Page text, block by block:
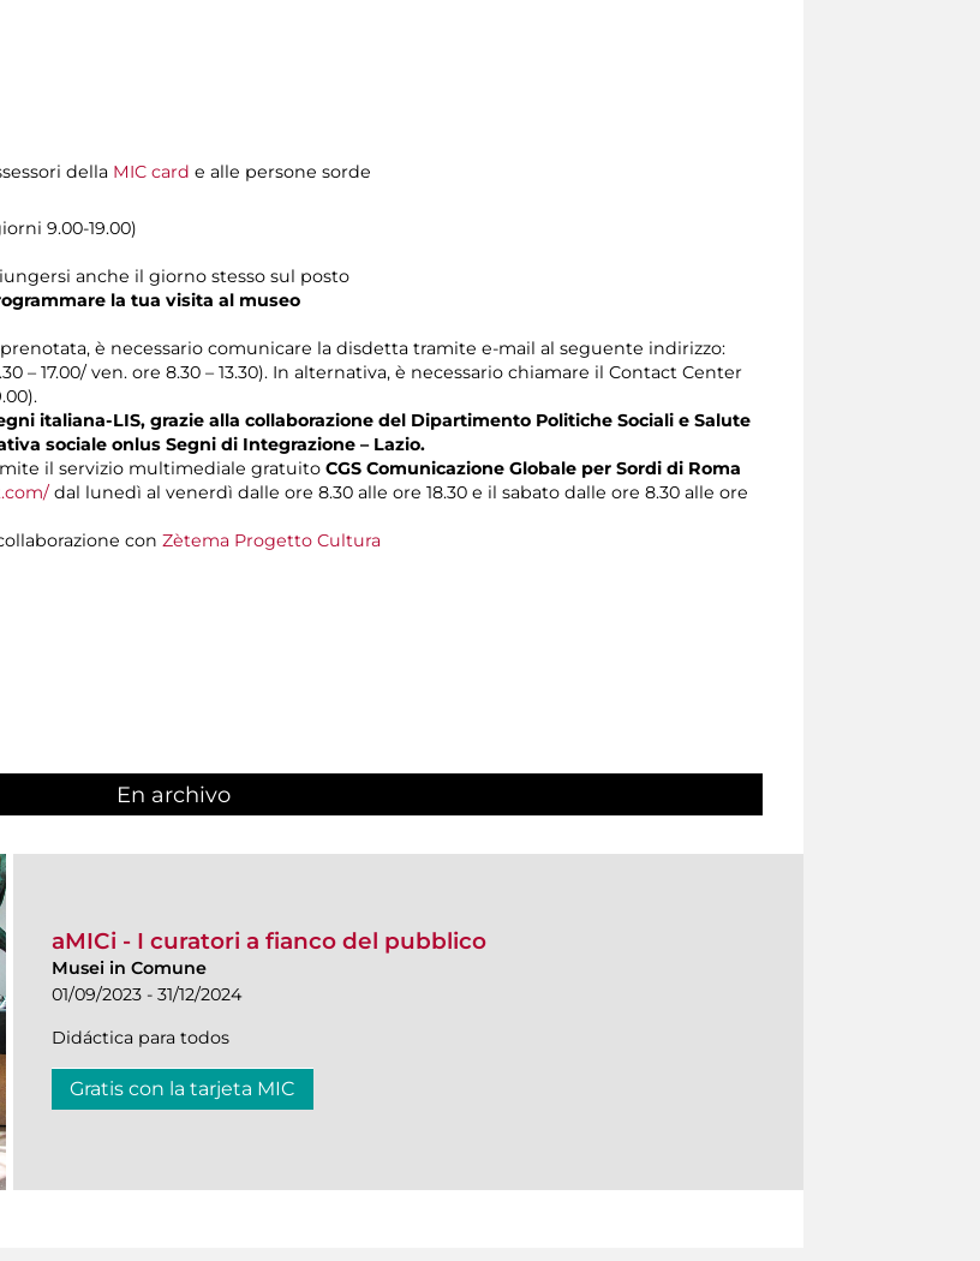
della MIC card e alle persone sorde
9.00-19.00)
anche il giorno stesso sul posto
la tua visita al museo
è necessario comunicare la disdetta tramite e-mail al seguente indirizzo:
– 17.00/ ven. ore 8.30 – 13.30). In alternativa, è necessario chiamare il Contact Center
italiana-LIS, grazie alla collaborazione del Dipartimento Politiche Sociali e Salute
sociale onlus Segni di Integrazione – Lazio.
il servizio multimediale gratuito CGS Comunicazione Globale per Sordi di Roma
dal lunedì al venerdì dalle ore 8.30 alle ore 18.30 e il sabato dalle ore 8.30 alle ore
con Zètema Progetto Cultura
En archivo
aMICi - I curatori a fianco del pubblico
Musei in Comune
01/09/2023 - 31/12/2024
Didáctica para todos
Gratis con la tarjeta MIC